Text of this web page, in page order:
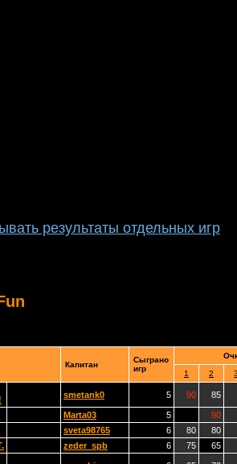
результаты отдельных игр
Капитан
Сыграно
игр
1
2
smetank0 5 90 85
Marta03 5
90
sveta98765 6 80
80
zeder_spb 6 75
65